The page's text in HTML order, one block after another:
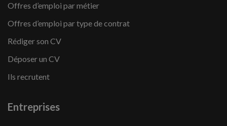
Offres d’emploi par métier
Offres d’emploi par type de contrat
Rédiger son CV
Déposer un CV
Ils recrutent
Entreprises